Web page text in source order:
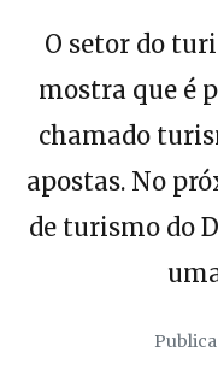
O setor do
mostra que é
chamado
apostas. No
de turismo do